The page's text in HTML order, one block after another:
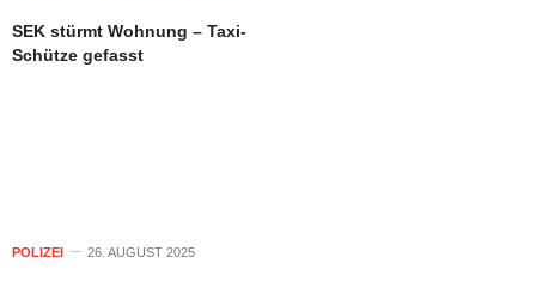
SEK stürmt Wohnung – Taxi-
Schütze gefasst
POLIZEI 26. AUGUST 2025